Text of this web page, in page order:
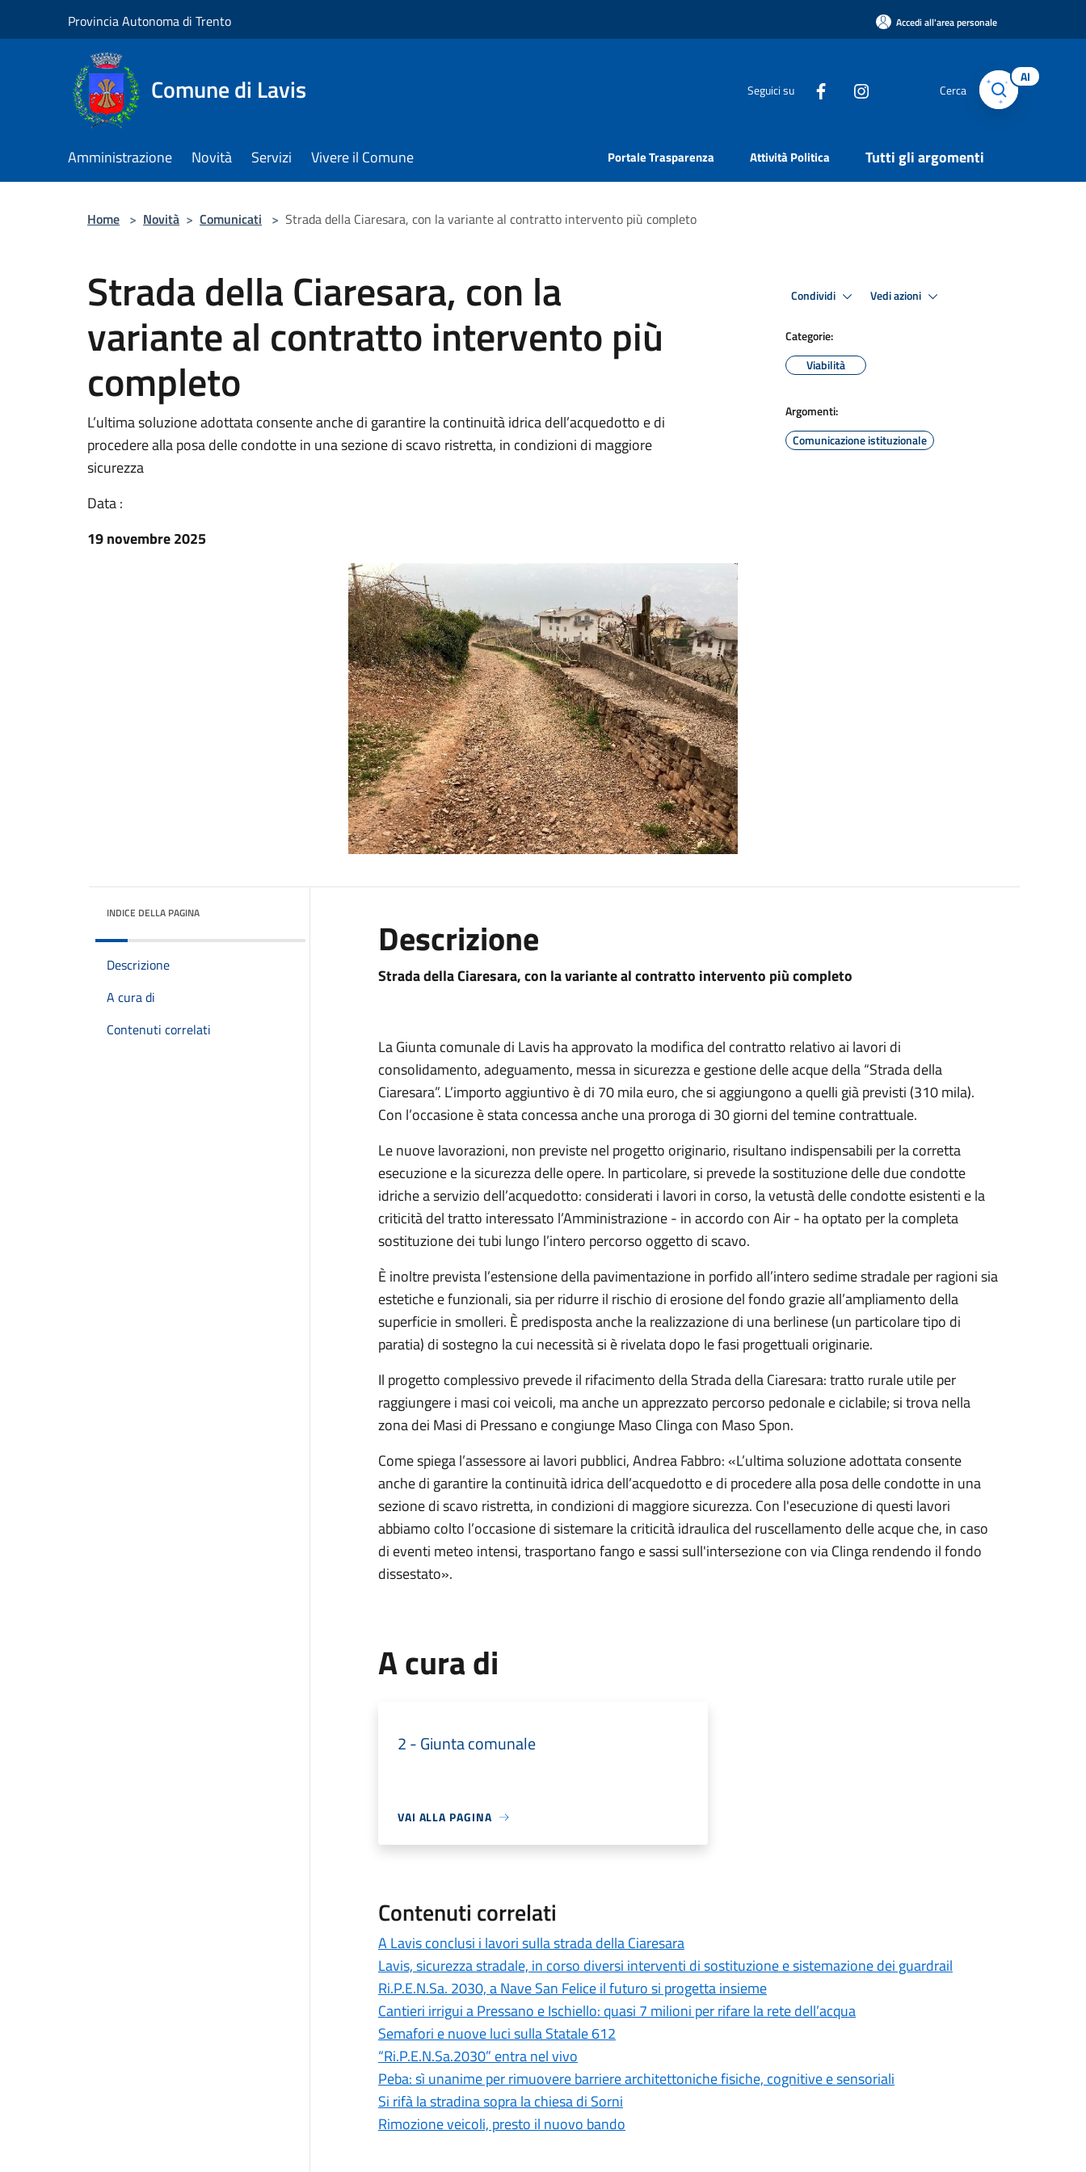
Provincia Autonoma di Trento Accedi all'area personale
Comune di Lavis Seguici su Cerca
AI
Amministrazione Novità Servizi Vivere il Comune Portale Trasparenza Attività Politica Tutti gli argomenti
Home > Novità > Comunicati > Strada della Ciaresara, con la variante al contratto intervento più completo
Strada della Ciaresara, con la
variante al contratto intervento più
completo
L’ultima soluzione adottata consente anche di garantire la continuità idrica dell’acquedotto e di
procedere alla posa delle condotte in una sezione di scavo ristretta, in condizioni di maggiore
sicurezza
Data :
19 novembre 2025
Condividi Vedi azioni
Categorie:
Viabilità
Argomenti:
Comunicazione istituzionale
INDICE DELLA PAGINA
Descrizione
A cura di
Contenuti correlati
Descrizione
Strada della Ciaresara, con la variante al contratto intervento più completo
La Giunta comunale di Lavis ha approvato la modifica del contratto relativo ai lavori di
consolidamento, adeguamento, messa in sicurezza e gestione delle acque della “Strada della
Ciaresara”. L’importo aggiuntivo è di 70 mila euro, che si aggiungono a quelli già previsti (310 mila).
Con l’occasione è stata concessa anche una proroga di 30 giorni del temine contrattuale.
Le nuove lavorazioni, non previste nel progetto originario, risultano indispensabili per la corretta
esecuzione e la sicurezza delle opere. In particolare, si prevede la sostituzione delle due condotte
idriche a servizio dell’acquedotto: considerati i lavori in corso, la vetustà delle condotte esistenti e la
criticità del tratto interessato l’Amministrazione - in accordo con Air - ha optato per la completa
sostituzione dei tubi lungo l’intero percorso oggetto di scavo.
È inoltre prevista l’estensione della pavimentazione in porfido all’intero sedime stradale per ragioni sia
estetiche e funzionali, sia per ridurre il rischio di erosione del fondo grazie all’ampliamento della
superficie in smolleri. È predisposta anche la realizzazione di una berlinese (un particolare tipo di
paratia) di sostegno la cui necessità si è rivelata dopo le fasi progettuali originarie.
Il progetto complessivo prevede il rifacimento della Strada della Ciaresara: tratto rurale utile per
raggiungere i masi coi veicoli, ma anche un apprezzato percorso pedonale e ciclabile; si trova nella
zona dei Masi di Pressano e congiunge Maso Clinga con Maso Spon.
Come spiega l’assessore ai lavori pubblici, Andrea Fabbro: «L’ultima soluzione adottata consente
anche di garantire la continuità idrica dell’acquedotto e di procedere alla posa delle condotte in una
sezione di scavo ristretta, in condizioni di maggiore sicurezza. Con l'esecuzione di questi lavori
abbiamo colto l’occasione di sistemare la criticità idraulica del ruscellamento delle acque che, in caso
di eventi meteo intensi, trasportano fango e sassi sull'intersezione con via Clinga rendendo il fondo
dissestato».
A cura di
2 - Giunta comunale
VAI ALLA PAGINA
Contenuti correlati
A Lavis conclusi i lavori sulla strada della Ciaresara
Lavis, sicurezza stradale, in corso diversi interventi di sostituzione e sistemazione dei guardrail
Ri.P.E.N.Sa. 2030, a Nave San Felice il futuro si progetta insieme
Cantieri irrigui a Pressano e Ischiello: quasi 7 milioni per rifare la rete dell’acqua
Semafori e nuove luci sulla Statale 612
“Ri.P.E.N.Sa.2030” entra nel vivo
Peba: sì unanime per rimuovere barriere architettoniche fisiche, cognitive e sensoriali
Si rifà la stradina sopra la chiesa di Sorni
Rimozione veicoli, presto il nuovo bando